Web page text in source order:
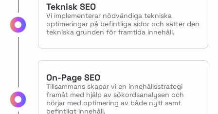
Teknisk SEO
Vi implementerar nödvändiga tekniska
optimeringar på befintliga sidor och sätter den
tekniska grunden för framtida innehåll.
On-Page SEO
Tillsammans skapar vi en innehållsstrategi
framåt med hjälp av sökordsanalysen och
börjar med optimering av både nytt samt
befintligt innehåll.